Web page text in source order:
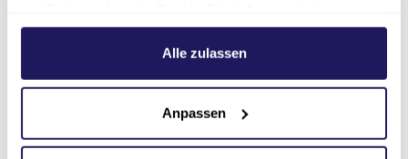
Weitere Informationen hierzu finden Sie in unserer
.
Alle zulassen
Anpassen
(Refresher-Kurs)-
Vorbereitung auf die
Fachärzt*innenprüfung
26.11.2026 08:30